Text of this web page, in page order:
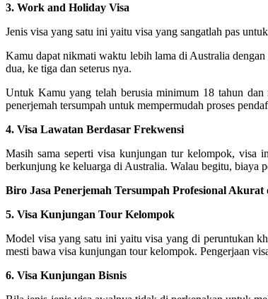
3. Work and Holiday Visa
Jenis visa yang satu ini yaitu visa yang sangatlah pas
Kamu dapat nikmati waktu lebih lama di Australia
dua, ke tiga dan seterus nya.
Untuk Kamu yang telah berusia minimum 18 tahun dan
penerjemah tersumpah untuk mempermudah proses
4. Visa Lawatan Berdasar Frekwensi
Masih sama seperti visa kunjungan tur kelompok, visa
berkunjung ke keluarga di Australia. Walau begitu, biaya
Biro Jasa Penerjemah Tersumpah Profesional
5. Visa Kunjungan Tour Kelompok
Model visa yang satu ini yaitu visa yang di peruntukan
mesti bawa visa kunjungan tour kelompok. Pengerjaan
6. Visa Kunjungan Bisnis